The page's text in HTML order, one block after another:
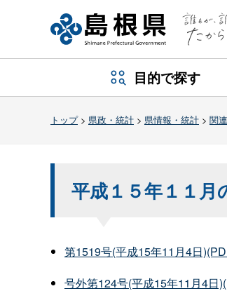
目的で探す
トップ> 県政・統計 > 県情報・統計 > 関
平成１５年１１月
第1519号(平成15年11月4日
号外第124号(平成15年11月4日